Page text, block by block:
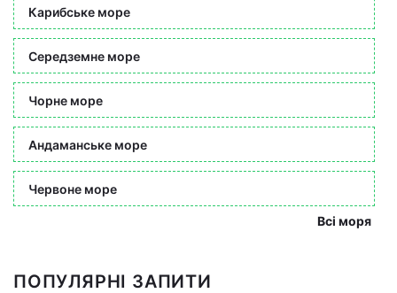
Карибське море
Середземне море
Чорне море
Андаманське море
Червоне море
Всі моря
ПОПУЛЯРНІ ЗАПИТИ